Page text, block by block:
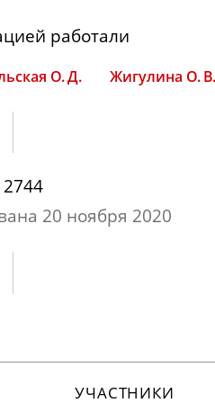
работали
О. Д. Жигулина О.
2744
20 ноября 2020
УЧАСТНИКИ